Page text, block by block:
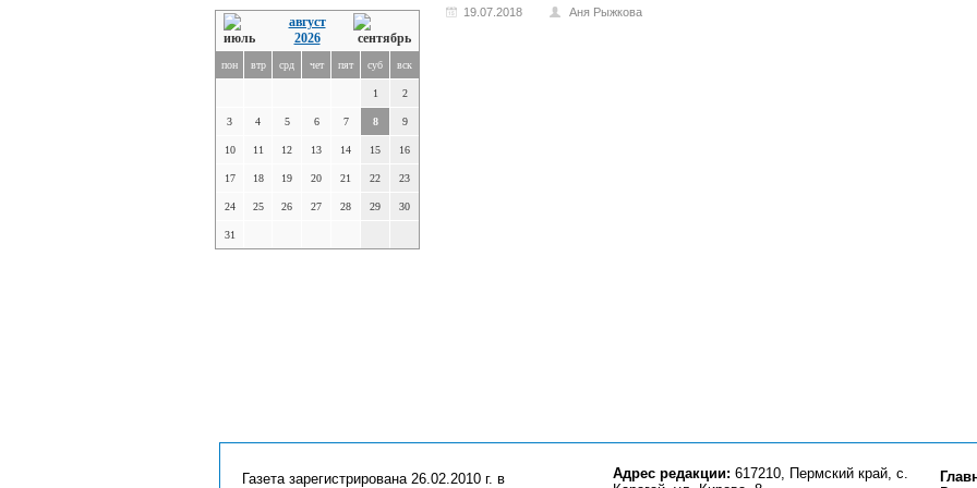
август
2026
пон втр срд чет пят суб вск
1 2
3 4 5 6 7 8 9
10 11 12 13 14 15 16
17 18 19 20 21 22 23
24 25 26 27 28 29 30
31
19.07.2018 Аня Рыжкова
Газета зарегистрирована 26.02.2010 г. в
Адрес редакции: 617210, Пермский край, с.